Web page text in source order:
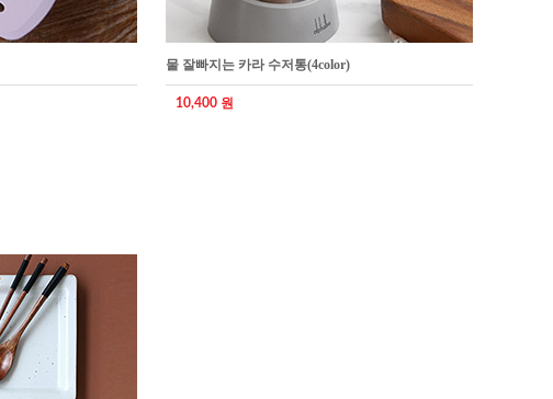
물 잘빠지는 카라 수저통(4color)
10,400 원